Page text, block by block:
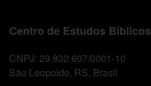
Centro de Estudos Bíblicos
CNPJ: 29.832.607/0001-10
São Leopoldo, RS, Brasil